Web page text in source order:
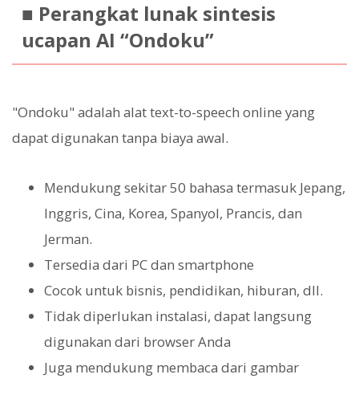
■ Perangkat lunak sintesis
ucapan AI “Ondoku”
"Ondoku" adalah alat text-to-speech online yang
dapat digunakan tanpa biaya awal.
Mendukung sekitar 50 bahasa termasuk Jepang,
Inggris, Cina, Korea, Spanyol, Prancis, dan
Jerman.
Tersedia dari PC dan smartphone
Cocok untuk bisnis, pendidikan, hiburan, dll.
Tidak diperlukan instalasi, dapat langsung
digunakan dari browser Anda
Juga mendukung membaca dari gambar